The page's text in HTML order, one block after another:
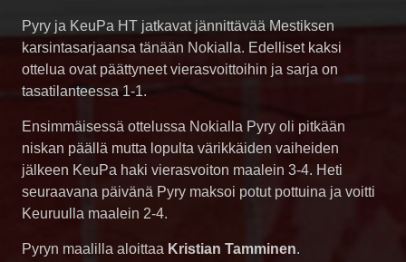
Pyry ja KeuPa HT jatkavat jännittävää Mestiksen
karsintasarjaansa tänään Nokialla. Edelliset kaksi
ottelua ovat päättyneet vierasvoittoihin ja sarja on
tasatilanteessa 1-1.
Ensimmäisessä ottelussa Nokialla Pyry oli pitkään
niskan päällä mutta lopulta värikkäiden vaiheiden
jälkeen KeuPa haki vierasvoiton maalein 3-4. Heti
seuraavana päivänä Pyry maksoi potut pottuina ja voitti
Keuruulla maalein 2-4.
Pyryn maalilla aloittaa Kristian Tamminen.